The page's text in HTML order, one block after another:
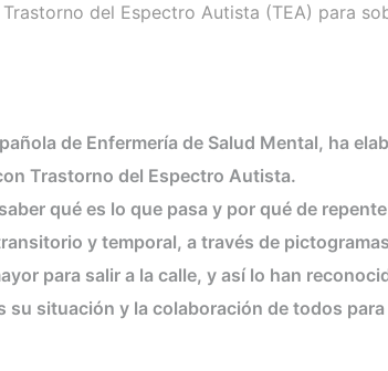
del Espectro Autista (TEA) para
de Enfermería de Salud Mental, ha
Trastorno del Espectro Autista.
qué es lo que pasa y por qué de
y temporal, a través de
para salir a la calle, y así lo han
su situación y la colaboración de todos